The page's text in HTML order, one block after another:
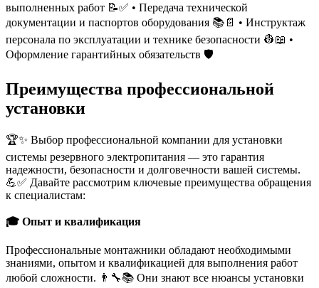
выполненных работ 📝✅ • Передача технической
документации и паспортов оборудования 📚📄 • Инструктаж
персонала по эксплуатации и технике безопасности 👷📖 •
Оформление гарантийных обязательств 🛡️
Преимущества профессиональной
установки
🏆✨ Выбор профессиональной компании для установки
системы резервного электропитания — это гарантия
надежности, безопасности и долговечности вашей системы.
💪✅ Давайте рассмотрим ключевые преимущества обращения
к специалистам:
🎓 Опыт и квалификация
Профессиональные монтажники обладают необходимыми
знаниями, опытом и квалификацией для выполнения работ
любой сложности. 👨‍🔧📚 Они знают все нюансы установки